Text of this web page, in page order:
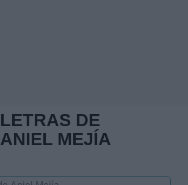
LETRAS DE
ANIEL MEJÍA